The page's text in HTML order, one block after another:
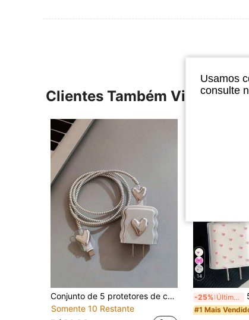
Clientes Também Visitaram
Conjunto de 5 protetores de cabo de dados criativos em formato de coração com revestimento eletrolítico ondulado, compatíveis com carregadores Apple de 18W/20W para iPhone 17/16/15/14/13. Ideal para organizar cabos e evitar quebras. Perfeito para presentear namorado(a).
Somente 10 Restante
14
-25% Últimos 2 dias 5
#1 Mais
Usamos
consulte